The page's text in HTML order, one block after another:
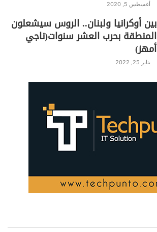
أغسطس 5, 2020
بين أوكرانيا ولبنان.. الروس سيشعلون
المنطقة بحرب العشر سنوات(ناجي
أمهز)
يناير 25, 2022